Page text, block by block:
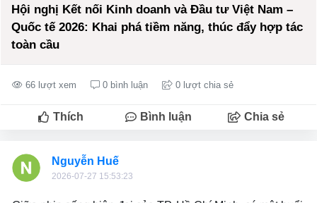
Hội nghị Kết nối Kinh doanh và Đầu tư Việt Nam –
Quốc tế 2026: Khai phá tiềm năng, thúc đẩy hợp tác
toàn cầu
66 lượt xem 0 bình luận 0 lượt chia sẻ
Thích Bình luận Chia sẻ
Nguyễn Huế
2026-07-27 15:53:23